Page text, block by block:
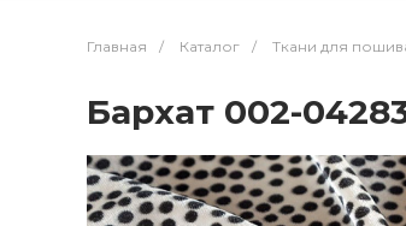
Главная / Каталог / Ткани для
Бархат 002-